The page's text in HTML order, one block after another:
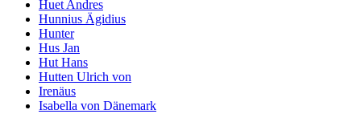
Huet Andres
Hunnius Ägidius
Hunter
Hus Jan
Hut Hans
Hutten Ulrich von
Irenäus
Isabella von Dänemark